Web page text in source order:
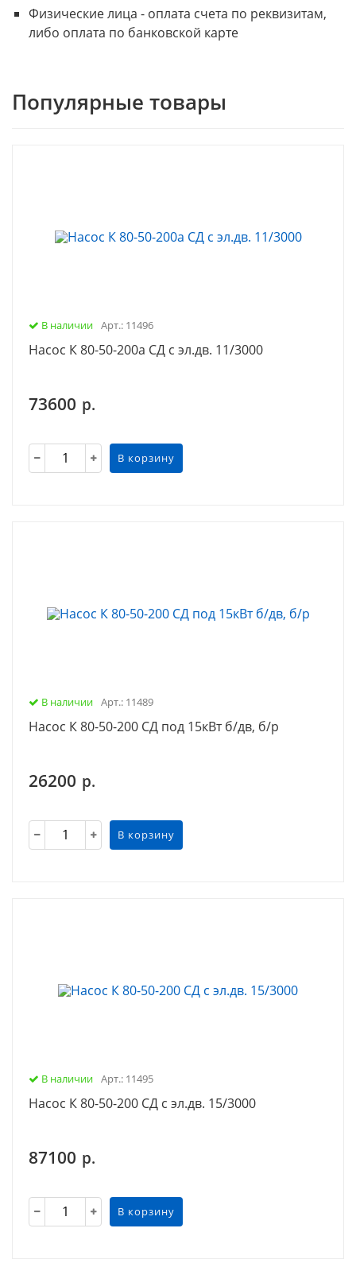
Физические лица - оплата счета по реквизитам,
либо оплата по банковской карте
Популярные товары
В наличии Арт.: 11496
Насос К 80-50-200а СД с эл.дв. 11/3000
73600 р.
В корзину
В наличии Арт.: 11489
Насос К 80-50-200 СД под 15кВт б/дв, б/р
26200 р.
В корзину
В наличии Арт.: 11495
Насос К 80-50-200 СД с эл.дв. 15/3000
87100 р.
В корзину